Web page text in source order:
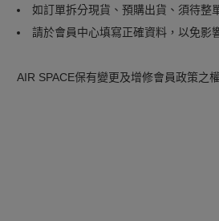
如訂單拆分現貨、預購出貨、須待整
請於會員中心填寫正確資料，以免影
AIR SPACE保有變更及增修會員政策之